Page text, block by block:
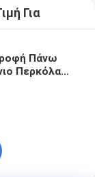
Για
Πάνω
Περκόλα